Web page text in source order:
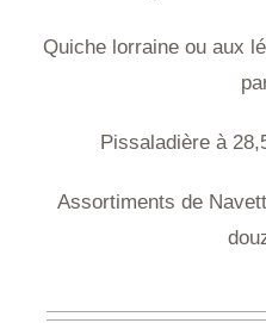
Quiche lorraine ou aux
Pissaladière à
Assortiments de